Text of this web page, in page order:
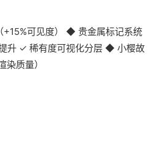
+15%可见度） ◆ 贵金属标记系统
升 ✓ 稀有度可视化分层 ◆ 小樱故
质量）